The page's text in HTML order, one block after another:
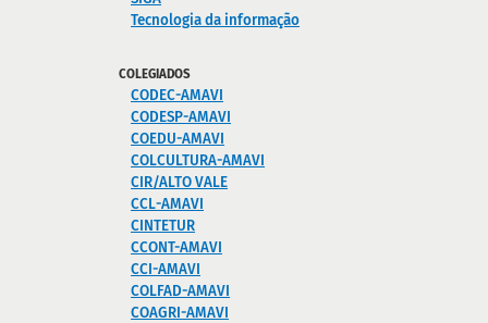
Tecnologia da informação
COLEGIADOS
CODEC-AMAVI
CODESP-AMAVI
COEDU-AMAVI
COLCULTURA-AMAVI
CIR/ALTO VALE
CCL-AMAVI
CINTETUR
CCONT-AMAVI
CCI-AMAVI
COLFAD-AMAVI
COAGRI-AMAVI